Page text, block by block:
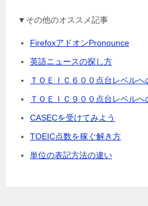
▼その他のオススメ記事
FirefoxアドオンPronounce
英語ニュースの探し方
ＴＯＥＩＣ６００点台レベルへ
ＴＯＥＩＣ９００点台レベルへ
CASECを受けてみよう
TOEIC点数を稼ぐ解き方
単位の表記方法の違い